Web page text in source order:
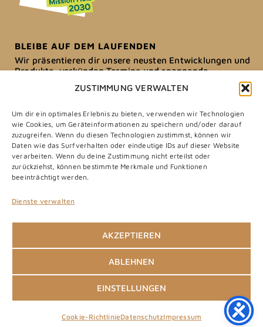
ZUSTIMMUNG VERWALTEN
Um dir ein optimales Erlebnis zu bieten, verwenden wir Technologien
wie Cookies, um Geräteinformationen zu speichern und/oder darauf
zuzugreifen. Wenn du diesen Technologien zustimmst, können wir
Daten wie das Surfverhalten oder eindeutige IDs auf dieser Website
verarbeiten. Wenn du deine Zustimmung nicht erteilst oder
zurückziehst, können bestimmte Merkmale und Funktionen
beeinträchtigt werden.
Dienste verwalten
AKZEPTIEREN
ABLEHNEN
EINSTELLUNGEN
Cookie-RichtlinieDatenschutzImpressum
BLEIBE AUF DEM LAUFENDEN
Wir präsentieren dir unsere neusten Entwicklungen und
Produkte, verkünden Termine und spannende
Dankeschön 15% Rabatt für deinen ersten Einkauf in
unserem Online-Shop.
JETZT ANMELDEN
FAQ
BARRIEREFREIHEIT